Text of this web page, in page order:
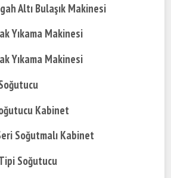
Altı Bulaşık Makinesi
Yıkama Makinesi
Yıkama Makinesi
Kabinet
Soğutmalı Kabinet
Soğutucu